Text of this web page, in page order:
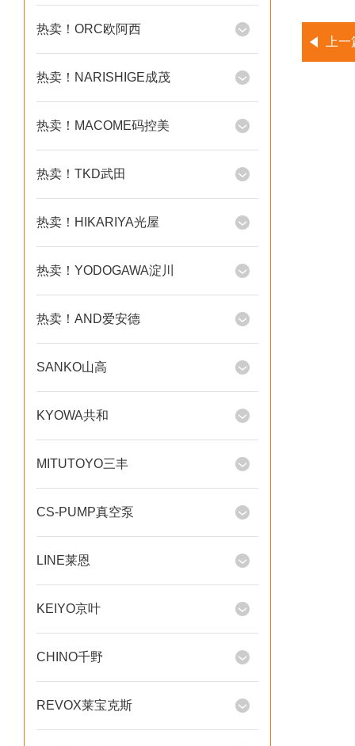
热卖！ORC欧阿西
热卖！NARISHIGE成茂
热卖！MACOME码控美
热卖！TKD武田
热卖！HIKARIYA光屋
热卖！YODOGAWA淀川
热卖！AND爱安德
SANKO山高
KYOWA共和
MITUTOYO三丰
CS-PUMP真空泵
LINE莱恩
KEIYO京叶
CHINO千野
REVOX莱宝克斯
上